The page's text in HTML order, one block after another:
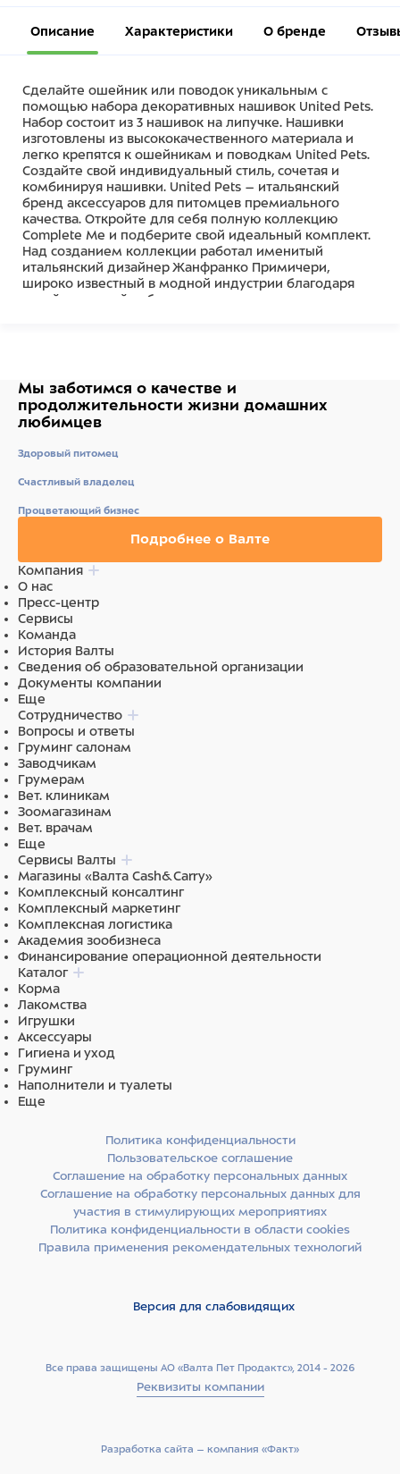
Описание Характеристики О бренде
Сделайте ошейник или поводок уникальным с
помощью набора декоративных нашивок United Pets.
Набор состоит из 3 нашивок на липучке. Нашивки
изготовлены из высококачественного материала и
легко крепятся к ошейникам и поводкам United Pets.
Создайте свой индивидуальный стиль, сочетая и
комбинируя нашивки. United Pets – итальянский
бренд аксессуаров для питомцев премиального
качества. Откройте для себя полную коллекцию
Complete Me и подберите свой идеальный комплект.
Над созданием коллекции работал именитый
итальянский дизайнер Жанфранко Примичери,
широко известный в модной индустрии благодаря
своей успешной работе с такими модными домами
100% Полиэстер
Мы заботимся о качестве и
продолжительности жизни домашних
любимцев
Здоровый питомец
Счастливый владелец
Процветающий бизнес
Подробнее о Валте
Компания
О нас
Пресс-центр
Сервисы
Команда
История Валты
Сведения об образовательной организации
Документы компании
Еще
Сотрудничество
Вопросы и ответы
Груминг салонам
Заводчикам
Грумерам
Вет. клиникам
Зоомагазинам
Вет. врачам
Еще
Сервисы Валты
Магазины «Валта Cash&Carry»
Комплексный консалтинг
Комплексный маркетинг
Комплексная логистика
Академия зообизнеса
Финансирование операционной деятельности
Каталог
Корма
Лакомства
Игрушки
Аксессуары
Гигиена и уход
Груминг
Наполнители и туалеты
Еще
Все права защищены АО «Валта Пет Продактс», 2014 - 2026
Реквизиты компании
Политика конфиденциальности
Пользовательское соглашение
Соглашение на обработку персональных данных
Соглашение на обработку персональных данных для
участия в стимулирующих мероприятиях
Политика конфиденциальности в области cookies
Правила применения рекомендательных технологий
Версия для слабовидящих
Разработка сайта –­ компания «Факт»